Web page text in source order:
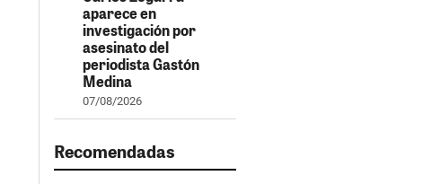
aparece en
investigación por
asesinato del
periodista Gastón
Medina
07/08/2026
Recomendadas